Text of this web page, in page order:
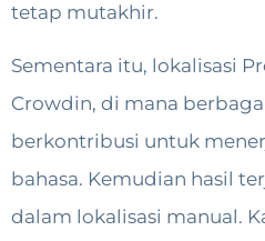
tetap mutakhir.
Sementara itu, lokalisasi
Crowdin, di mana
berkontribusi untuk
bahasa. Kemudian hasil
dalam lokalisasi manual.